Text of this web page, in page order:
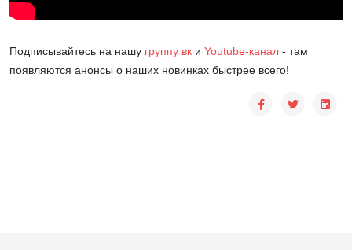
Подписывайтесь на нашу группу вк и Youtube-канал - там
появляются анонсы о наших новинках быстрее всего!